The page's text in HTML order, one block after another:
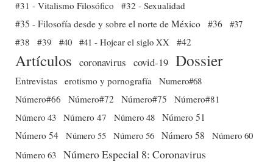
#31 - Vitalismo Filosófico
#32 - Sexualidad
#35 - Filosofía desde y sobre el norte de México #36 #37
#38
#39 #40 #41 - Hojear el siglo XX #42
Artículos coronavirus covid-19 Dossier
Entrevistas erotismo y pornografía
Numero#68
Número#66
Número#72 Número#75
Número#81
Número 43 Número 47 Número 48 Número 51
Número 54 Número 55 Número 56 Número 58
Número 60
Número 63 Número Especial 8: Coronavirus